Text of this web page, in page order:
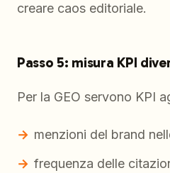
creare caos editoriale.
Passo 5: misura KPI
Per la GEO servono KPI
menzioni del brand
frequenza delle